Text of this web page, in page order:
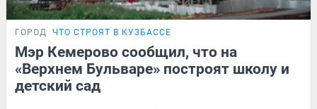
ГОРОД ЧТО СТРОЯТ В КУЗБАССЕ
Мэр Кемерово сообщил, что на
«Верхнем Бульваре» построят школу и
детский сад